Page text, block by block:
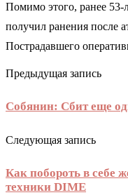
Помимо этого, ранее 53-
получил ранения после
Пострадавшего
Предыдущая запись
Собянин: Сбит еще
Следующая запись
Как побороть в себе
техники DIME